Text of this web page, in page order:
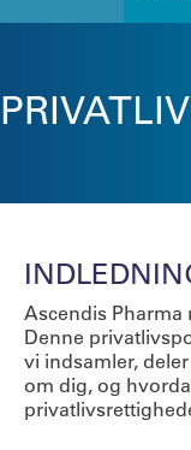
Ascendis Pharma
Denne
vi indsamler,
om dig, og